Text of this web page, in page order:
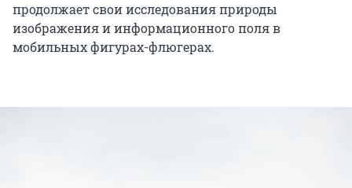
продолжает свои исследования природы
изображения и информационного поля в
мобильных фигурах-флюгерах.